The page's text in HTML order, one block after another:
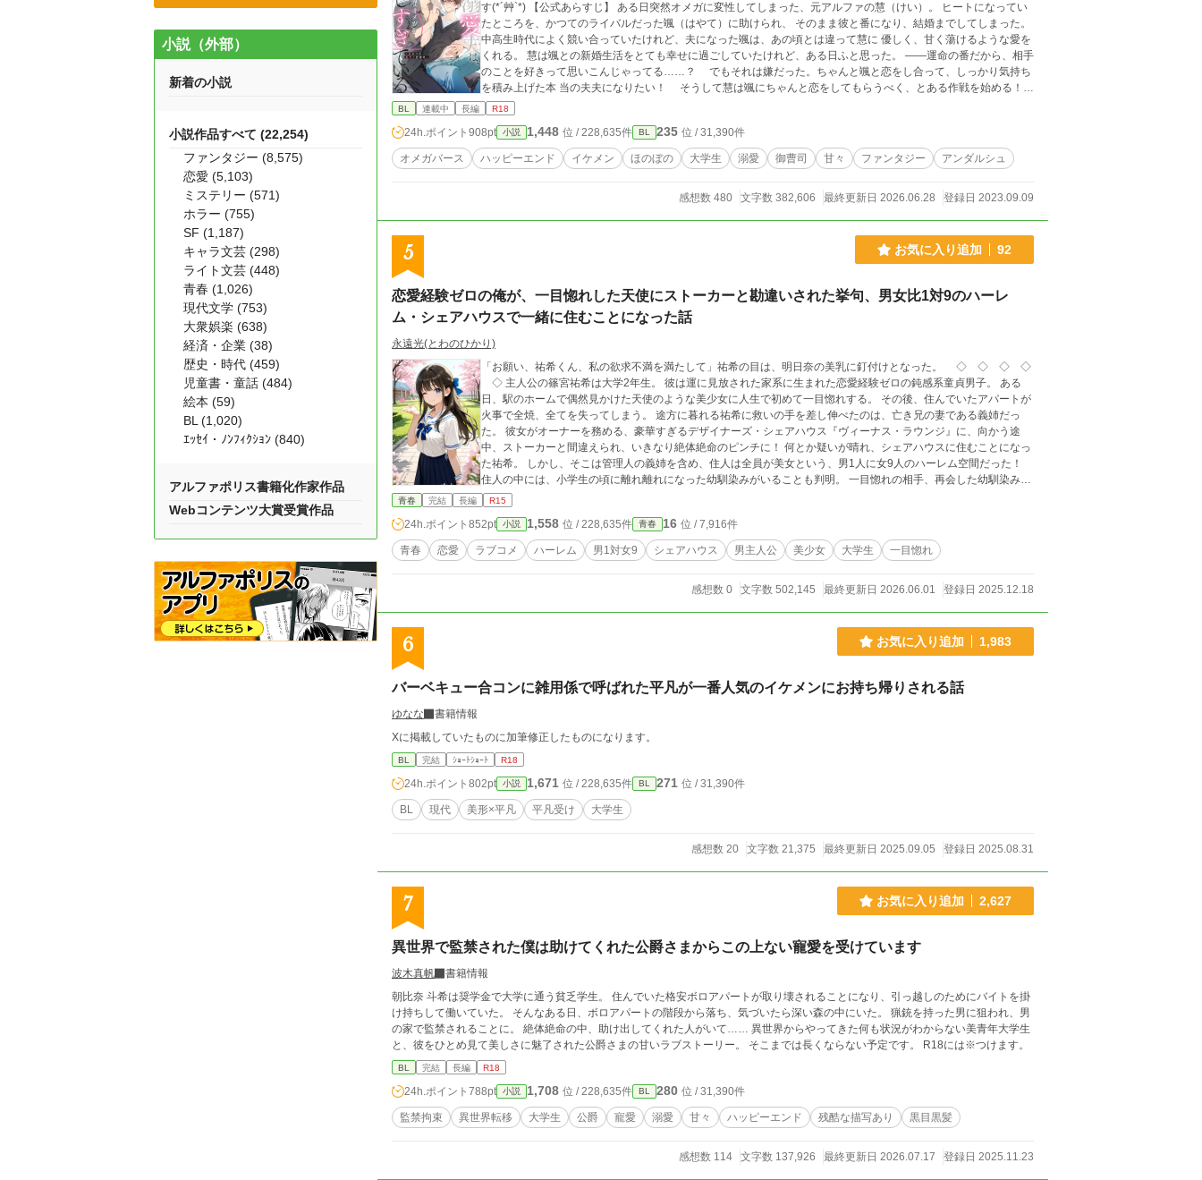
す(*´艸`*) 【公式あらすじ】 ある日突然オメガに変性してしまった、元アルファの慧（けい）。 ヒートになってい
たところを、かつてのライバルだった颯（はやて）に助けられ、 そのまま彼と番になり、結婚までしてしまった。
中高生時代によく競い合っていたけれど、夫になった颯は、あの頃とは違って慧に 優しく、甘く蕩けるような愛を
くれる。 慧は颯との新婚生活をとても幸せに過ごしていたけれど、ある日ふと思った。 ――運命の番だから、相手
のことを好きって思いこんじゃってる……？ でもそれは嫌だった。ちゃんと颯と恋をし合って、しっかり気持ち
を積み上げた本 当の夫夫になりたい！ そうして慧は颯にちゃんと恋をしてもらうべく、とある作戦を始める！
新婚夫夫のあまあまオメガバースBL、ついに書籍化!! ◆◇◆ 2023/9/9投稿→9/10BLranking15位♡ 9/14 12位🥰
ございます☺️ 最終結果8位でした🥰 ありがとうございました✨ ◇ ◇ ◇ ◇ 2024年 またBL大賞参加しま
す。完結できるといいな。よろしくお願いします🩷 初日のrankingは３位でした✨ありがとうございます( ﾉД`)🩷 20
24/11/28 完結しました。 感想など、ありがとうございます。 意地っ張りな元αのΩくんが素直になってく様。可
BL 連載中 長編 R18
24h.ポイント 908pt 小説 1,448 位 / 228,635件 BL 235 位 / 31,390件
オメガバース ハッピーエンド イケメン ほのぼの 大学生 溺愛 御曹司 甘々 ファンタジー アンダルシュ
感想数 480 文字数 382,606 最終更新日 2026.06.28 登録日 2023.09.09
5 お気に入り追加 92
恋愛経験ゼロの俺が、一目惚れした天使にストーカーと勘違いされた挙句、男女比1対9のハーレ
ム・シェアハウスで一緒に住むことになった話
永遠光(とわのひかり)
「お願い、祐希くん、私の欲求不満を満たして」祐希の目は、明日奈の美乳に釘付けとなった。 ◇ ◇ ◇ ◇
◇ 主人公の篠宮祐希は大学2年生。 彼は運に見放された家系に生まれた恋愛経験ゼロの鈍感系童貞男子。 ある
日、駅のホームで偶然見かけた天使のような美少女に人生で初めて一目惚れする。 その後、住んでいたアパートが
火事で全焼、全てを失ってしまう。 途方に暮れる祐希に救いの手を差し伸べたのは、亡き兄の妻である義姉だっ
た。 彼女がオーナーを務める、豪華すぎるデザイナーズ・シェアハウス『ヴィーナス・ラウンジ』に、向かう途
中、ストーカーと間違えられ、いきなり絶体絶命のピンチに！ 何とか疑いが晴れ、シェアハウスに住むことになっ
た祐希。 しかし、そこは管理人の義姉を含め、住人は全員が美女という、男1人に女9人のハーレム空間だった！
住人の中には、小学生の頃に離れ離れになった幼馴染みがいることも判明。 一目惚れの相手、再会した幼馴染み、
プロポーション抜群で美人の義姉、バイト先の年下美少女、アイドル並みに可愛い実の妹、スリム系美女の大学の
て、彼に平穏な日常は訪れるのか？
青春 完結 長編 R15
24h.ポイント 852pt 小説 1,558 位 / 228,635件 青春 16 位 / 7,916件
青春 恋愛 ラブコメ ハーレム 男1対女9 シェアハウス 男主人公 美少女 大学生 一目惚れ
感想数 0 文字数 502,145 最終更新日 2026.06.01 登録日 2025.12.18
6 お気に入り追加 1,983
バーベキュー合コンに雑用係で呼ばれた平凡が一番人気のイケメンにお持ち帰りされる話
ゆなな
書籍情報
Xに掲載していたものに加筆修正したものになります。
BL 完結 ｼｮｰﾄｼｮｰﾄ R18
24h.ポイント 802pt 小説 1,671 位 / 228,635件 BL 271 位 / 31,390件
BL 現代 美形×平凡 平凡受け 大学生
感想数 20 文字数 21,375 最終更新日 2025.09.05 登録日 2025.08.31
7 お気に入り追加 2,627
異世界で監禁された僕は助けてくれた公爵さまからこの上ない寵愛を受けています
波木真帆
書籍情報
朝比奈 斗希は奨学金で大学に通う貧乏学生。 住んでいた格安ボロアパートが取り壊されることになり、引っ越しのためにバイトを掛
け持ちして働いていた。 そんなある日、ボロアパートの階段から落ち、気づいたら深い森の中にいた。 猟銃を持った男に狙われ、男
の家で監禁されることに。 絶体絶命の中、助け出してくれた人がいて…… 異世界からやってきた何も状況がわからない美青年大学生
と、彼をひとめ見て美しさに魅了された公爵さまの甘いラブストーリー。 そこまでは長くならない予定です。 R18には※つけます。
BL 完結 長編 R18
24h.ポイント 788pt 小説 1,708 位 / 228,635件 BL 280 位 / 31,390件
監禁拘束 異世界転移 大学生 公爵 寵愛 溺愛 甘々 ハッピーエンド 残酷な描写あり 黒目黒髪
感想数 114 文字数 137,926 最終更新日 2026.07.17 登録日 2025.11.23
小説（外部）
新着の小説
小説作品すべて (22,254)
ファンタジー (8,575)
恋愛 (5,103)
ミステリー (571)
ホラー (755)
SF (1,187)
キャラ文芸 (298)
ライト文芸 (448)
青春 (1,026)
現代文学 (753)
大衆娯楽 (638)
経済・企業 (38)
歴史・時代 (459)
児童書・童話 (484)
絵本 (59)
BL (1,020)
ｴｯｾｲ・ﾉﾝﾌｨｸｼｮﾝ (840)
アルファポリス書籍化作家作品
Webコンテンツ大賞受賞作品